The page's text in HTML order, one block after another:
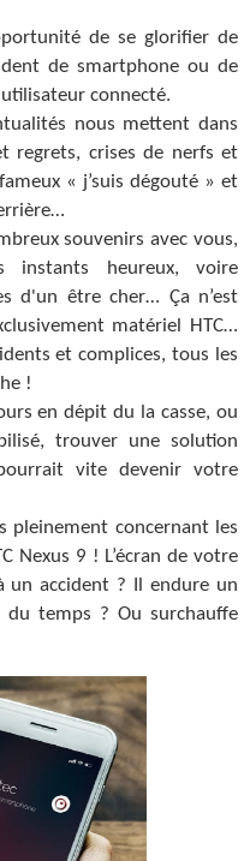
de se glorifier de
de smartphone ou de
connecté.
nous mettent dans
regrets, crises de nerfs et
« j’suis dégouté » et
souvenirs avec vous,
instants heureux, voire
d'un être cher… Ça n’est
matériel HTC…
et complices, tous les
!
en dépit du la casse, ou
trouver une solution
vite devenir votre
pleinement concernant les
Nexus 9 ! L’écran de votre
un accident ? Il endure un
du temps ? Ou surchauffe